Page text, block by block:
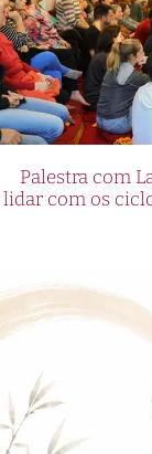
Palestra com
lidar com os